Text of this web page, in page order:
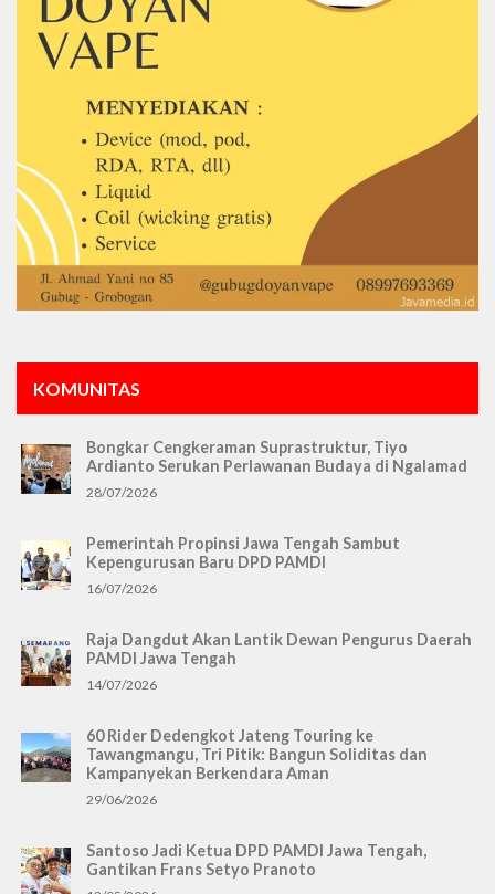
KOMUNITAS
Bongkar Cengkeraman Suprastruktur, Tiyo
Ardianto Serukan Perlawanan Budaya di Ngalamad
28/07/2026
Pemerintah Propinsi Jawa Tengah Sambut
Kepengurusan Baru DPD PAMDI
16/07/2026
Raja Dangdut Akan Lantik Dewan Pengurus Daerah
PAMDI Jawa Tengah
14/07/2026
60 Rider Dedengkot Jateng Touring ke
Tawangmangu, Tri Pitik: Bangun Soliditas dan
Kampanyekan Berkendara Aman
29/06/2026
Santoso Jadi Ketua DPD PAMDI Jawa Tengah,
Gantikan Frans Setyo Pranoto